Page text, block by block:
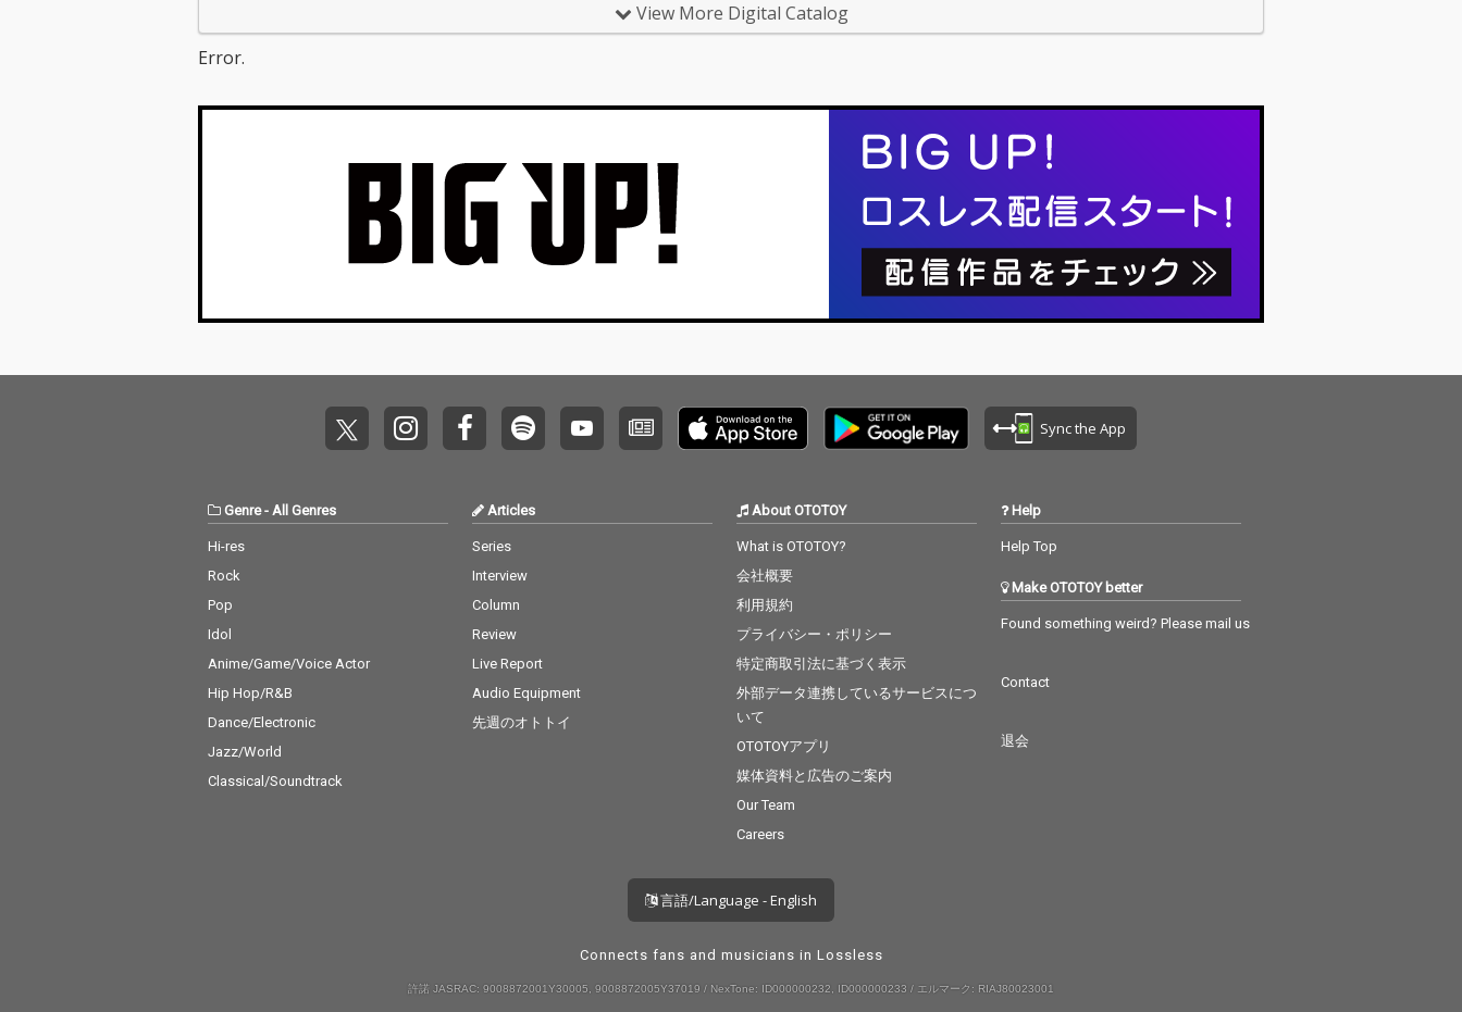
バムのジャケットに
スコットキャラクター
当初から手掛けてきた
View More Digital Catalog
Error.
Sync the App
Genre- All Genres
Hi-res
Rock
Pop
Idol
Anime/Game/Voice Actor
Hip Hop/R&B
Dance/Electronic
Jazz/World
Classical/Soundtrack
Articles
Series
Interview
Column
Review
Live Report
Audio Equipment
先週のオトトイ
About OTOTOY
What is OTOTOY?
会社概要
利用規約
プライバシー・ポリシー
特定商取引法に基づく表示
外部データ連携しているサービスにつ
いて
OTOTOYアプリ
媒体資料と広告のご案内
Our Team
Careers
Help
Help Top
Make OTOTOY better
Found something weird? Please mail us
Contact
退会
言語/Language - English
Connects fans and musicians in Lossless
許諾 JASRAC: 9008872001Y30005, 9008872005Y37019 / NexTone: ID000000232, ID000000233 / エルマーク: RIAJ80023001